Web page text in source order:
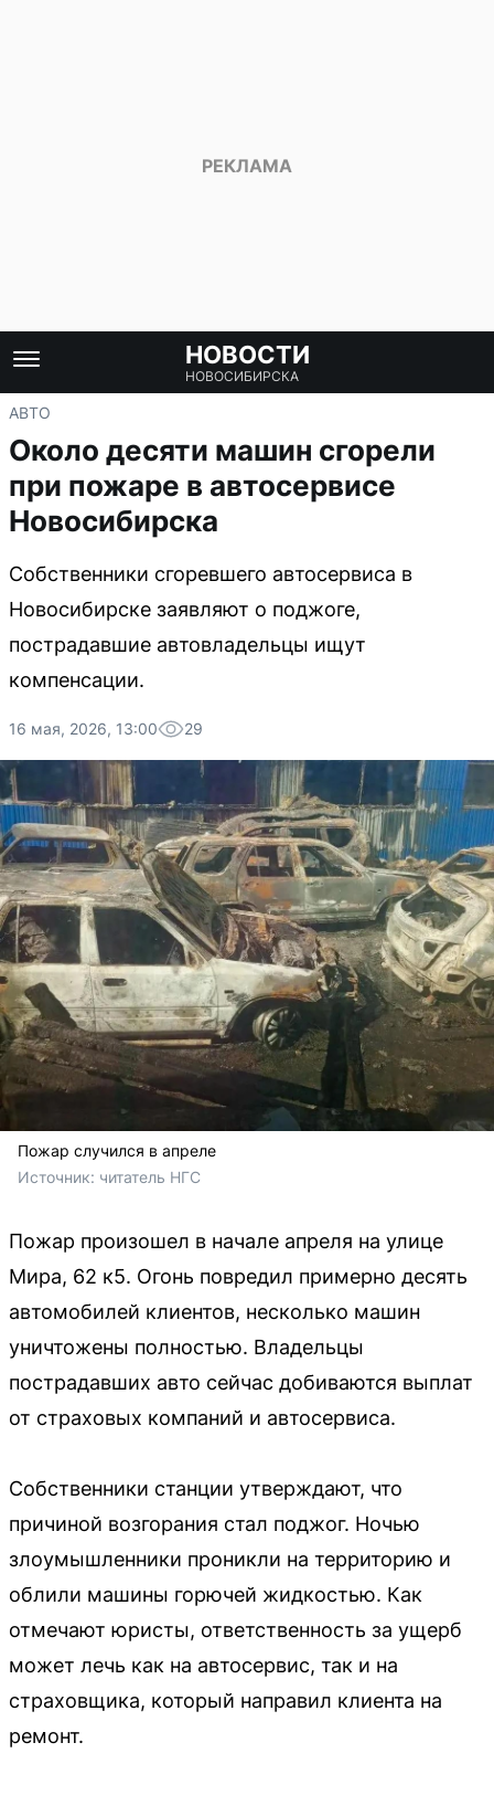
НОВОСТИ
НОВОСИБИРСКА
АВТО
Около десяти машин сгорели
при пожаре в автосервисе
Новосибирска
Собственники сгоревшего автосервиса в
Новосибирске заявляют о поджоге,
пострадавшие автовладельцы ищут
компенсации.
16 мая, 2026, 13:00 29
Пожар случился в апреле
Источник: читатель НГС
Пожар произошел в начале апреля на улице
Мира, 62 к5. Огонь повредил примерно десять
автомобилей клиентов, несколько машин
уничтожены полностью. Владельцы
пострадавших авто сейчас добиваются выплат
от страховых компаний и автосервиса.
Собственники станции утверждают, что
причиной возгорания стал поджог. Ночью
злоумышленники проникли на территорию и
облили машины горючей жидкостью. Как
отмечают юристы, ответственность за ущерб
может лечь как на автосервис, так и на
страховщика, который направил клиента на
ремонт.